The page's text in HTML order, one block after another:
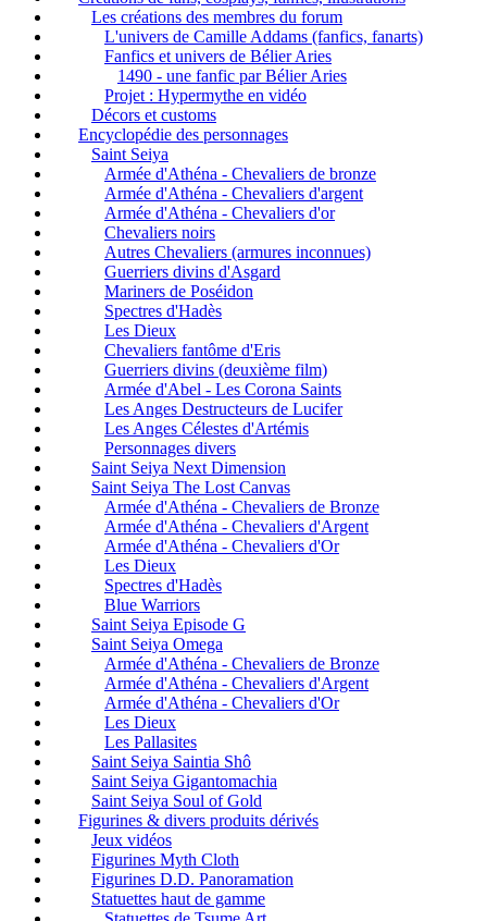
Les créations des membres du forum
L'univers de Camille Addams (fanfics, fanarts)
Fanfics et univers de Bélier Aries
1490 - une fanfic par Bélier Aries
Projet : Hypermythe en vidéo
Décors et customs
Encyclopédie des personnages
Saint Seiya
Armée d'Athéna - Chevaliers de bronze
Armée d'Athéna - Chevaliers d'argent
Armée d'Athéna - Chevaliers d'or
Chevaliers noirs
Autres Chevaliers (armures inconnues)
Guerriers divins d'Asgard
Mariners de Poséidon
Spectres d'Hadès
Les Dieux
Chevaliers fantôme d'Eris
Guerriers divins (deuxième film)
Armée d'Abel - Les Corona Saints
Les Anges Destructeurs de Lucifer
Les Anges Célestes d'Artémis
Personnages divers
Saint Seiya Next Dimension
Saint Seiya The Lost Canvas
Armée d'Athéna - Chevaliers de Bronze
Armée d'Athéna - Chevaliers d'Argent
Armée d'Athéna - Chevaliers d'Or
Les Dieux
Spectres d'Hadès
Blue Warriors
Saint Seiya Episode G
Saint Seiya Omega
Armée d'Athéna - Chevaliers de Bronze
Armée d'Athéna - Chevaliers d'Argent
Armée d'Athéna - Chevaliers d'Or
Les Dieux
Les Pallasites
Saint Seiya Saintia Shô
Saint Seiya Gigantomachia
Saint Seiya Soul of Gold
Figurines & divers produits dérivés
Jeux vidéos
Figurines Myth Cloth
Figurines D.D. Panoramation
Statuettes haut de gamme